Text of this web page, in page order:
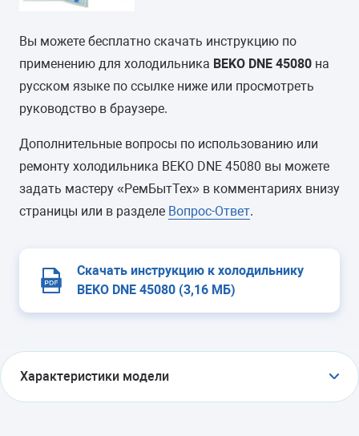
Вы можете бесплатно скачать инструкцию по
применению для холодильника BEKO DNE 45080 на
русском языке по ссылке ниже или просмотреть
руководство в браузере.
Дополнительные вопросы по использованию или
ремонту холодильника BEKO DNE 45080 вы можете
задать мастеру «РемБытТех» в комментариях внизу
страницы или в разделе Вопрос-Ответ.
Скачать инструкцию к холодильнику
BEKO DNE 45080 (3,16 МБ)
Характеристики модели